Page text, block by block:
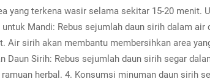
yang terkena wasir selama sekitar 15-20 menit.
Mandi: Rebus sejumlah daun sirih dalam
Air sirih akan membantu membersihkan area
Daun Sirih: Rebus sejumlah daun sirih segar
ramuan herbal. 4. Konsumsi minuman daun sirih